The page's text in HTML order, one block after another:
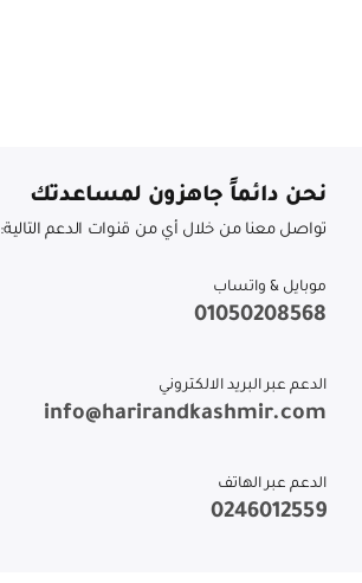
نحن دائماً جاهزون لمساعدتك
تواصل معنا من خلال أي من قنوات الدعم التالية:
موبايل & واتساب
01050208568
الدعم عبر البريد الالكتروني
info@harirandkashmir.com
الدعم عبر الهاتف
0246012559